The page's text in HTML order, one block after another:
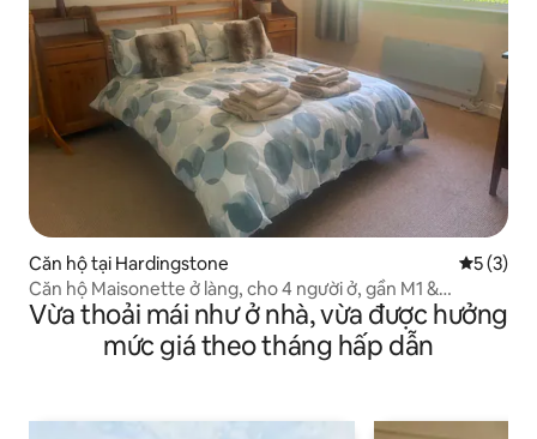
Căn hộ tại Hardingstone Xếp5 (3)
Căn hộ Maisonette ở làng, cho 4 người ở, gần M1 &
Northampton
Vừa thoải mái như ở nhà, vừa được hưởng
mức giá theo tháng hấp dẫn